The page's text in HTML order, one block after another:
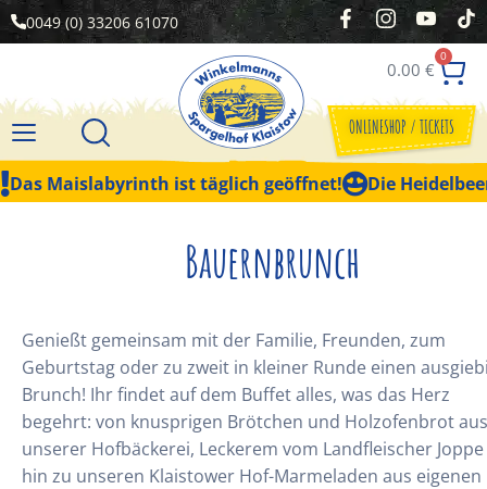
0049 (0) 33206 61070
0.00€
0
ONLINESHOP / TICKETS
Das Maislabyrinth ist täglich geöffnet! Die
Bauernbrunch
Genießt gemeinsam mit der Familie, Freunden, zum
Geburtstag oder zu zweit in kleiner Runde einen
Brunch! Ihr findet auf dem Buffet alles, was das Herz
begehrt: von knusprigen Brötchen und Holzofenbrot aus
unserer Hofbäckerei, Leckerem vom Landfleischer
hin zu unseren Klaistower Hof-Marmeladen aus eigenen